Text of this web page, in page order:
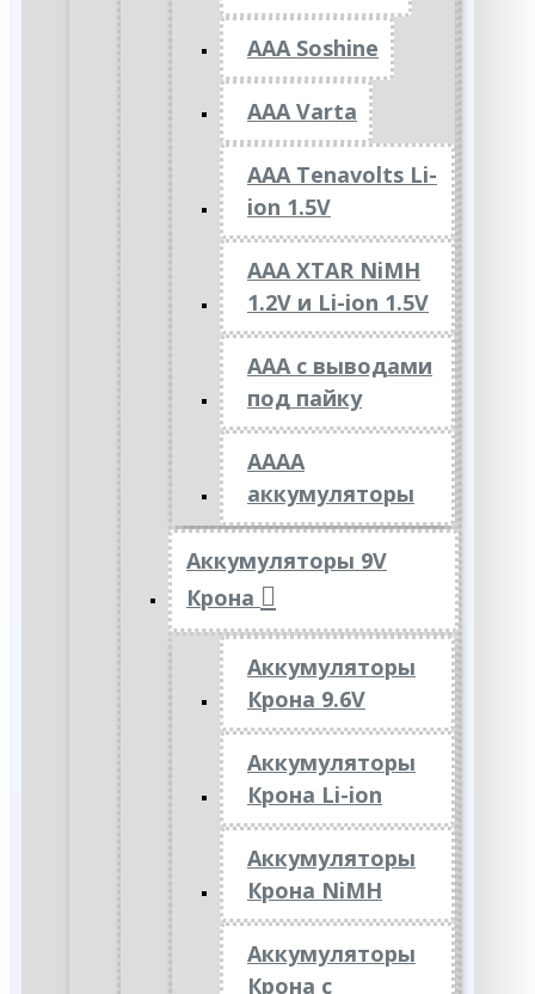
AAA Soshine
AAA Varta
AAA Tenavolts Li-
ion 1.5V
AAA XTAR NiMH
1.2V и Li-ion 1.5V
ААА с выводами
под пайку
АААА
аккумуляторы
Аккумуляторы 9V
Крона
Аккумуляторы
Крона 9.6V
Аккумуляторы
Крона Li-ion
Аккумуляторы
Крона NiMH
Аккумуляторы
Крона с